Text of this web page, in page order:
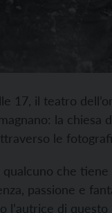
17, il teatro
la chiesa
le
qualcuno che
passione e
l’autrice di